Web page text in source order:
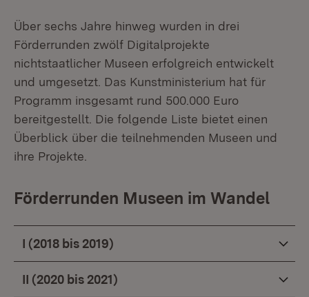
Über sechs Jahre hinweg wurden in drei
Förderrunden zwölf Digitalprojekte
nichtstaatlicher Museen erfolgreich entwickelt
und umgesetzt. Das Kunstministerium hat für
Programm insgesamt rund 500.000 Euro
bereitgestellt. Die folgende Liste bietet einen
Überblick über die teilnehmenden Museen und
ihre Projekte.
Förderrunden Museen im Wandel
I (2018 bis 2019)
II (2020 bis 2021)